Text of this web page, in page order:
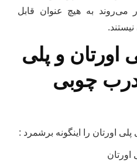
می‌روند به هیچ عنوان قابل
اورتان و پلی
درب چوبی
اورتان را اینگونه برشمرد :